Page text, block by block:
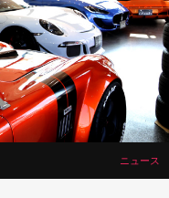
ニュース